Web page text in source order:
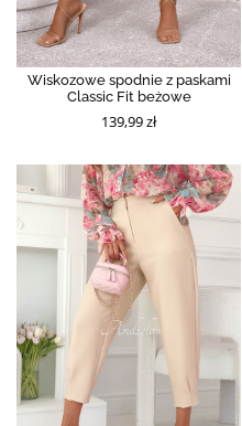
Wiskozowe spodnie z paskami
Classic Fit beżowe
139,99 zł